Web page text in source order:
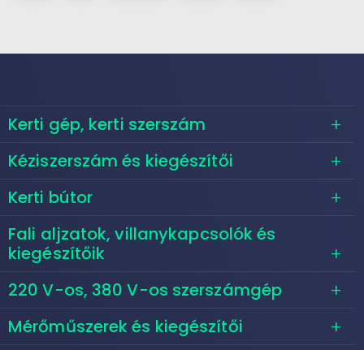
Kerti gép, kerti szerszám
Kéziszerszám és kiegészítői
Kerti bútor
Fali aljzatok, villanykapcsolók és
kiegészítőik
220 V-os, 380 V-os szerszámgép
Mérőműszerek és kiegészítői